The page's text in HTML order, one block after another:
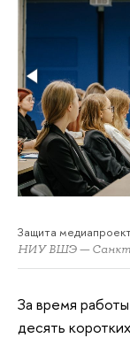
Защита
НИУ ВШЭ —
За время
десять